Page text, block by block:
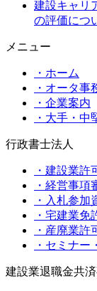
建設キャリ
の評価につ
メニュー
・ホーム
・オータ事
・企業案内
・大手・中
行政書士法人
・建設業許
・経営事項
・入札参加
・宅建業免
・産廃業許
・セミナー
建設業退職金共